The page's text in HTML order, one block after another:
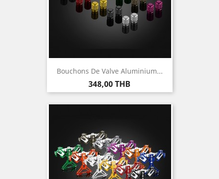
Bouchons De Valve Aluminium...
Prix
348,00 THB